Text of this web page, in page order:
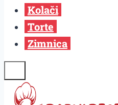
Kolači
Torte
Zimnica